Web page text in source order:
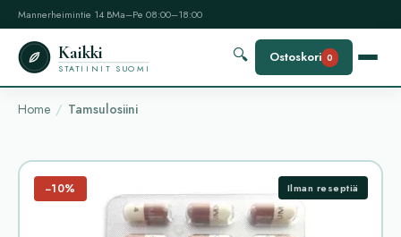
Mannerheimintie 14 BMa–Pe 08:00–18:00
Kaikki
STATIINIT SUOMI
🔍 Ostoskori 0
Home Tamsulosiini
−10% Ilman reseptiä